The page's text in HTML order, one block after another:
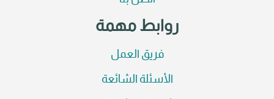
روابط مهمة
فريق العمل
الأسئلة الشائعة